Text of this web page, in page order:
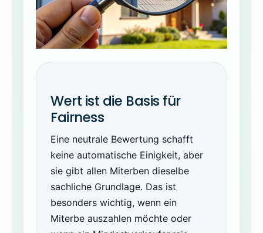
Wert ist die Basis für
Fairness
Eine neutrale Bewertung schafft
keine automatische Einigkeit, aber
sie gibt allen Miterben dieselbe
sachliche Grundlage. Das ist
besonders wichtig, wenn ein
Miterbe auszahlen möchte oder